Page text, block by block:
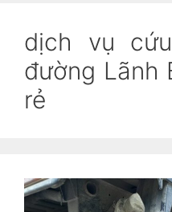
dịch vụ
đường Lãnh
rẻ